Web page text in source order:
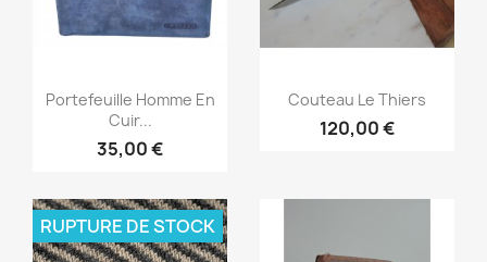
Aperçu rapide
Portefeuille Homme En
Cuir...
35,00 €
Aperçu rapide
Couteau Le Thiers
120,00 €
RUPTURE DE STOCK